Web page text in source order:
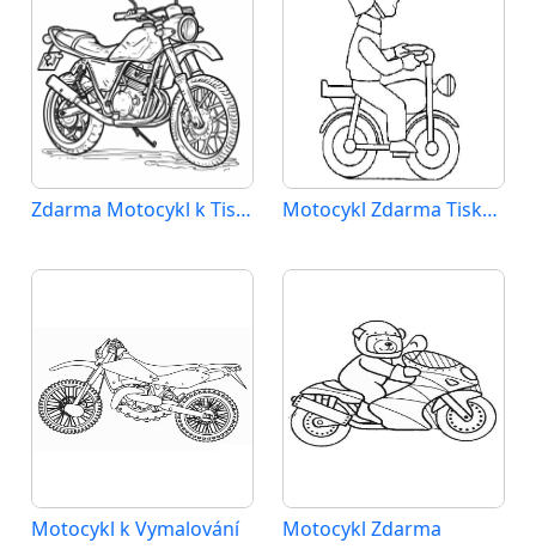
Zdarma Motocykl k Tisku pro Děti Motocykl Zdarma Tisknutelný
Motocykl k Vymalování Motocykl Zdarma